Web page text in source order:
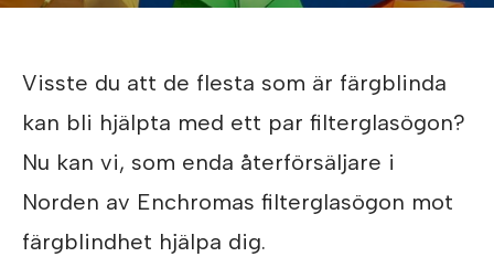
Visste du att de flesta som är färgblinda
kan bli hjälpta med ett par filterglasögon?
Nu kan vi, som enda återförsäljare i
Norden av Enchromas filterglasögon mot
färgblindhet hjälpa dig.